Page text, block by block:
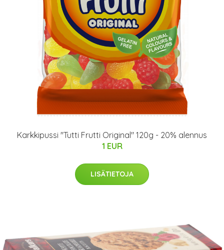
Karkkipussi "Tutti Frutti Original" 120g - 20% alennus
1 EUR
LISÄTIETOJA